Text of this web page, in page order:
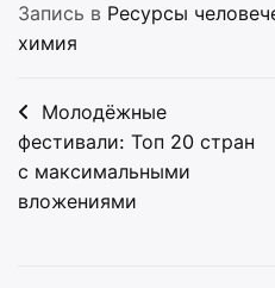
Запись в Ресурсы
химия
Навигация
по
записям
Молодёжные
фестивали: Топ 20 стран
с максимальными
вложениями